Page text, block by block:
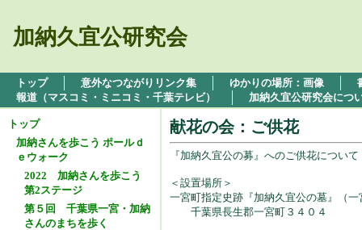
加納久宜公研究会
トップ 意外なつながりリンク集 ゆかりの場所：画像
報道（マスコミ・ミニコミ・千葉テレビ）
加納久宜公研究会につ
トップ
加納さんを歩こう ポールｄ
ｅウォーク
2022 加納さんを歩こう
第2ステージ
第５回 千葉県一宮・加納
さんのまちを歩く
献花の会：ご供花
『加納久宜公の募』へのご供花につい
＜設置場所＞
一宮町指定史跡『加納久宜公の墓』（
千葉県長生郡一宮町３４０４